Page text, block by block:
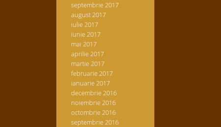
septembrie 2017
august 2017
iulie 2017
iunie 2017
mai 2017
aprilie 2017
martie 2017
februarie 2017
ianuarie 2017
decembrie 2016
noiembrie 2016
octombrie 2016
septembrie 2016